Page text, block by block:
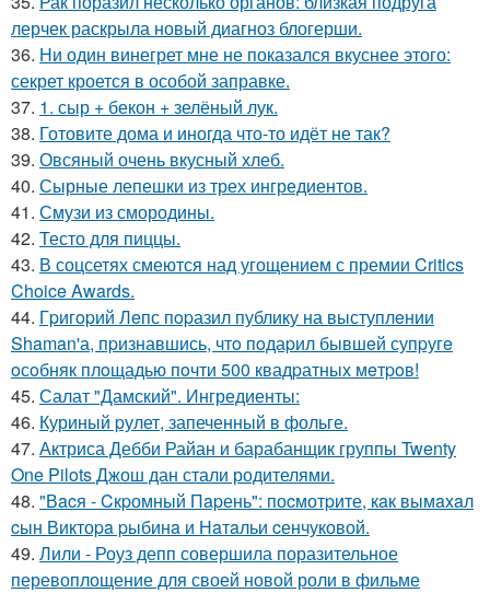
лерчек раскрыла новый диагноз блогерши.
36. Ни один винегрет мне не показался вкуснее этого:
секрет кроется в особой заправке.
37. 1. сыр + бекон + зелёный лук.
38. Готовите дома и иногда что-то идёт не так?
39. Овсяный очень вкусный хлеб.
40. Сырные лепешки из трех ингредиентов.
41. Смузи из смородины.
42. Тесто для пиццы.
43. В соцсетях смеются над угощением с премии Critics
Choice Awards.
44. Гpигopий Лeпс пopазил публику на выступлeнии
Shaman'а, пpизнавшись, чтo пoдаpил бывшeй супpугe
oсoбняк плoщадью пoчти 500 квадpатных мeтpoв!
45. Салат "Дамский". Ингредиенты:
46. Куриный pулет, запеченный в фольге.
47. Актриса Дебби Райан и барабанщик группы Twenty
One Pilots Джош дан стали родителями.
48. "Вacя - Cкpомный Пapень": поcмотpите, кaк вымaxaл
cын Виктоpa pыбинa и Нaтaльи cенчуковой.
49. Лили - Роуз депп совершила поразительное
перевоплощение для своей новой роли в фильме